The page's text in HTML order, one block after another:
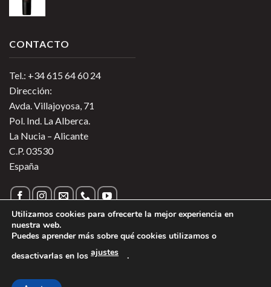
CONTACTO
Tel.: +34 615 64 60 24
Dirección:
Avda. Villajoyosa, 71
Pol. Ind. La Alberca.
La Nucia – Alicante
C.P. 03530
España
sobre las Cookies
Copyright 2026 ©
Utilizamos cookies para ofrecerte la mejor experiencia en
nuestra web.
Puedes aprender más sobre qué cookies utilizamos o
desactivarlas en los ajustes .